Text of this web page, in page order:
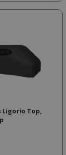
Ligorio Top,